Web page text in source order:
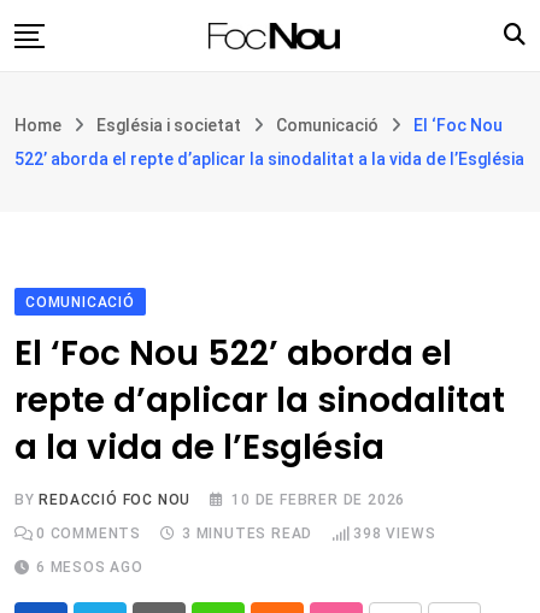
to
Filosofia i teologia
Botiga
Home Església i societat Comunicació
El ‘Foc Nou
522’ aborda el repte d’aplicar la sinodalitat a la vida de l’Església
COMUNICACIÓ
El ‘Foc Nou 522’ aborda el
repte d’aplicar la sinodalitat
a la vida de l’Església
BY REDACCIÓ FOC NOU
10 DE FEBRER DE 2026
0 COMMENTS 3 MINUTES READ 398 VIEWS
6 MESOS AGO